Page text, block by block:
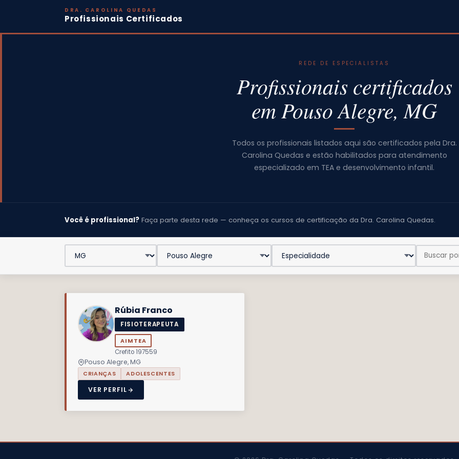
DRA. CAROLINA QUEDAS
Profissionais Certificados
REDE DE ESPECIALISTAS
Profissionais certificados
em Pouso Alegre, MG
Todos os profissionais listados aqui são certificados pela Dra.
Carolina Quedas e estão habilitados para atendimento
especializado em TEA e desenvolvimento infantil.
Você é profissional? Faça parte desta rede — conheça os cursos de certificação da Dra. Carolina Quedas.
Rúbia Franco
FISIOTERAPEUTA
AIMTEA
Crefito 197559
Pouso Alegre, MG
CRIANÇAS ADOLESCENTES
VER PERFIL